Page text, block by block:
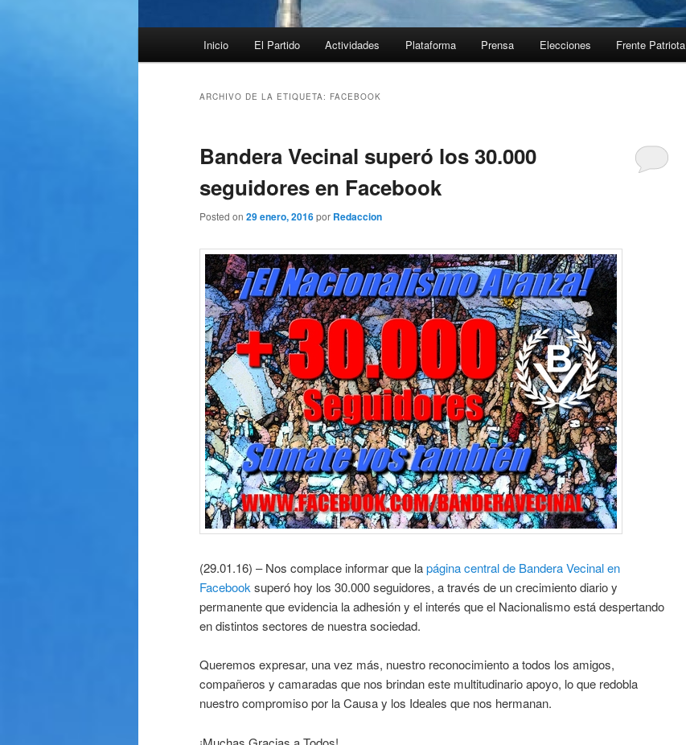
Inicio El Partido Actividades Plataforma Prensa Elecciones Frente Patriota
ARCHIVO DE LA ETIQUETA: FACEBOOK
Bandera Vecinal superó los 30.000
seguidores en Facebook
Posted on 29 enero, 2016por Redaccion
(29.01.16) – Nos complace informar que lapágina central de Bandera Vecinal en
Facebook superó hoy los 30.000 seguidores, a través de un crecimiento diario y
permanente que evidencia la adhesión y el interés que el Nacionalismo está despertando
en distintos sectores de nuestra sociedad.
Queremos expresar, una vez más, nuestro reconocimiento a todos los amigos,
compañeros y camaradas que nos brindan este multitudinario apoyo, lo que redobla
nuestro compromiso por la Causa y los Ideales que nos hermanan.